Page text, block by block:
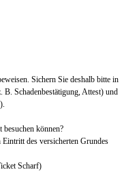
Sichern Sie deshalb bitte in
B. Schadenbestätigung, Attest) und
besuchen können?
des versicherten Grundes
Scharf)